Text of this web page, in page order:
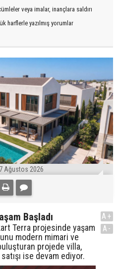
veya imalar, inançlara saldırı
harflerle yazılmış yorumlar
Ağustos 2026
Başladı
Terra projesinde yaşam
modern mimari ve
projede villa,
ise devam ediyor.
A+
A-